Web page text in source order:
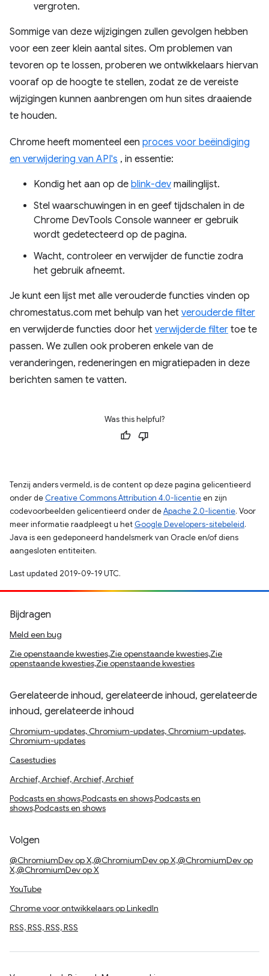
vergroten.
Sommige van deze wijzigingen zullen gevolgen hebben
voor een zeer klein aantal sites. Om problemen van
tevoren op te lossen, proberen we ontwikkelaars hiervan
vooraf op de hoogte te stellen, zodat ze de vereiste
wijzigingen kunnen aanbrengen om hun sites draaiende
te houden.
Chrome heeft momenteel een proces voor beëindiging
en verwijdering van API's , in essentie:
Kondig het aan op de blink-dev mailinglijst.
Stel waarschuwingen in en geef tijdschalen in de
Chrome DevTools Console wanneer er gebruik
wordt gedetecteerd op de pagina.
Wacht, controleer en verwijder de functie zodra
het gebruik afneemt.
Je kunt een lijst met alle verouderde functies vinden op
chromestatus.com met behulp van het verouderde filter
en verwijderde functies door het verwijderde filter toe te
passen. We zullen ook proberen enkele van de
veranderingen, redeneringen en migratiepaden in deze
berichten samen te vatten.
Was this helpful?
Tenzij anders vermeld, is de content op deze pagina gelicentieerd
onder de Creative Commons Attribution 4.0-licentieen zijn
codevoorbeelden gelicentieerd onder deApache 2.0-licentie. Voor
meer informatie raadpleegt u het Google Developers-sitebeleid.
Java is een gedeponeerd handelsmerk van Oracle en/of diens
aangesloten entiteiten.
Last updated 2019-09-19 UTC.
Bijdragen
Meld een bug
Zie openstaande kwesties,Zie openstaande kwesties,Zie
openstaande kwesties,Zie openstaande kwesties
Gerelateerde inhoud, gerelateerde inhoud, gerelateerde
inhoud, gerelateerde inhoud
Chromium-updates, Chromium-updates, Chromium-updates,
Chromium-updates
Casestudies
Archief, Archief, Archief, Archief
Podcasts en shows,Podcasts en shows,Podcasts en
shows,Podcasts en shows
Volgen
@ChromiumDev op X,@ChromiumDev op X,@ChromiumDev op
X,@ChromiumDev op X
YouTube
Chrome voor ontwikkelaars op LinkedIn
RSS, RSS, RSS, RSS